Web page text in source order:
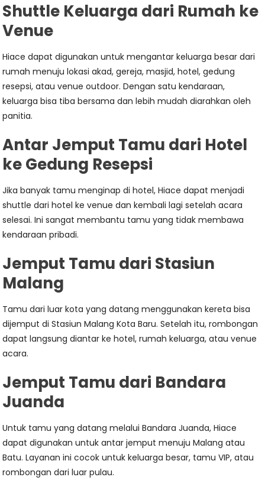
Shuttle Keluarga dari Rumah ke
Venue
Hiace dapat digunakan untuk mengantar keluarga besar dari
rumah menuju lokasi akad, gereja, masjid, hotel, gedung
resepsi, atau venue outdoor. Dengan satu kendaraan,
keluarga bisa tiba bersama dan lebih mudah diarahkan oleh
panitia.
Antar Jemput Tamu dari Hotel
ke Gedung Resepsi
Jika banyak tamu menginap di hotel, Hiace dapat menjadi
shuttle dari hotel ke venue dan kembali lagi setelah acara
selesai. Ini sangat membantu tamu yang tidak membawa
kendaraan pribadi.
Jemput Tamu dari Stasiun
Malang
Tamu dari luar kota yang datang menggunakan kereta bisa
dijemput di Stasiun Malang Kota Baru. Setelah itu, rombongan
dapat langsung diantar ke hotel, rumah keluarga, atau venue
acara.
Jemput Tamu dari Bandara
Juanda
Untuk tamu yang datang melalui Bandara Juanda, Hiace
dapat digunakan untuk antar jemput menuju Malang atau
Batu. Layanan ini cocok untuk keluarga besar, tamu VIP, atau
rombongan dari luar pulau.